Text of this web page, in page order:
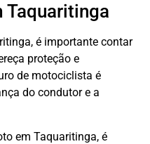
Taquaritinga
é importante contar
proteção e
de motociclista é
do condutor e a
em Taquaritinga, é